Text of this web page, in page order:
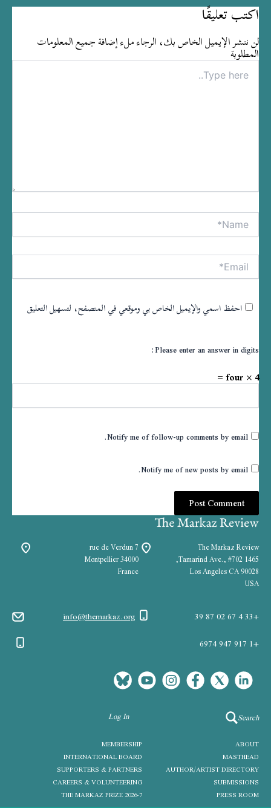
اكتب تعليقًا
لن ننشر الإيميل الخاص بك، الرجاء ملء إضافة جميع المعلومات
المطلوبة
Type
here..
Name*
Email*
احفظ اسمي والإيميل الخاص بي وموقعي في المتصفح، لتسهيل التعليق
Please enter an answer in digits:
four × 4 =
Notify me of follow-up comments by email.
Notify me of new posts by email.
The Markaz Review
1465 Tamarind Ave., #702,
Los Angeles CA 90028
USA
7 rue de Verdun
34000 Montpellier
France
info@themarkaz.org
+33 4 67 02 87 39
+1 917 947 6974
Search
Log In
ABOUT
MEMBERSHIP
MASTHEAD
INTERNATIONAL BOARD
AUTHOR/ARTIST DIRECTORY
SUPPORTERS & PARTNERS
SUBMISSIONS
CAREERS & VOLUNTEERING
PRESS ROOM
THE MARKAZ PRIZE 2026-7